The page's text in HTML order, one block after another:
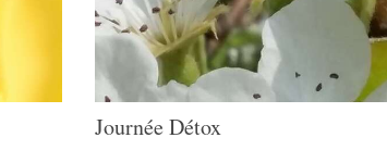
Journée Détox